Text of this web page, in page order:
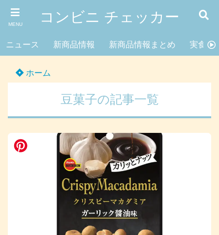
MENU コンビニ チェッカー
ニュース 新商品情報 新商品情報まとめ 実食レ
ホーム
豆菓子の記事一覧